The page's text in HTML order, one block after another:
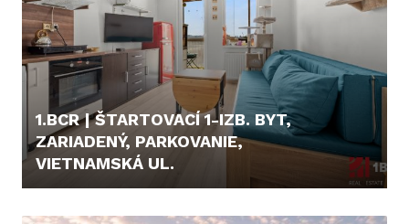
1.BCR | ŠTARTOVACÍ 1-IZB. BYT,
ZARIADENÝ, PARKOVANIE,
VIETNAMSKÁ UL.